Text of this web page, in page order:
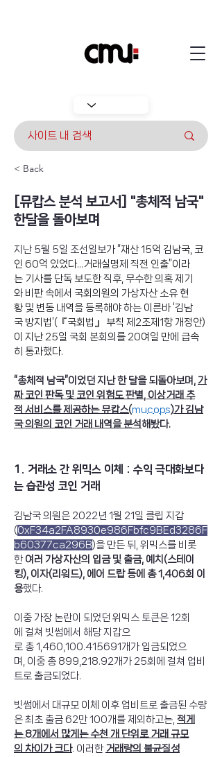
< Back
[뮤캅스 분석 보고서] "총체적 남국"
한달을 돌아보며
지난 5월 5일 조선일보가 “재산 15억 김남국, 코
인 60억 있었다...거래실명제 직전 인출”이라
는 기사를 단독 보도한 직후, 무수한 의혹 제기
와 비판 속에서 국회의원의 가상자산 소유 현
황 및 변동 내역을 등록해야 하는 이른바 ‘김남
국 방지법’(『국회법』 부칙 제2조제1항 개정안)
이 지난 25일 국회 본회의를 20여일 만에 급속
히 통과했다.
“총체적 남국”이었던 지난 한 달을 되돌아보며, 가
짜 코인 판독 및 코인 위험도 판별, 이상거래 추
적 서비스를 제공하는 뮤캅스(mucops)가 김남
국 의원의 코인 거래 내역을 분석해봤다.
1. 거래소 간 위믹스 이체 : 수익 극대화보다
는 습관성 코인 거래
김남국 의원은 2022년 1월 21일 클립 지갑
(0xF34a2FA8930e986Fbfc9BEd3286F
b60377ca296B)을 만든 뒤, 위믹스를 비롯
한 여러 가상자산의 입금 및 출금, 예치(스테이
킹), 이자(리워드), 에어 드랍 등에 총 1,406회 이
용했다.
이중 가장 논란이 되었던 위믹스 토큰은 12회
에 걸쳐 빗썸에서 해당 지갑으
로 총 1,460,100.415691개가 입금되었으
며, 이중 총 899,218.92개가 25회에 걸쳐 업비
트로 출금되었다.
빗썸에서 대규모 이체 이후 업비트로 출금된 수량
은 최초 출금 62만 100개를 제외하고는, 적게
는 8개에서 많게는 수천 개 단위로 거래 규모
의 차이가 크다. 이러한 거래량의 불균질성